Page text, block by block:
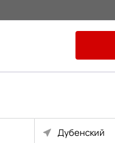
Дубенский